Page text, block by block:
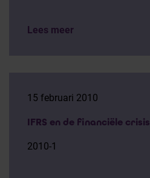
Lees meer
15 februari 2010
IFRS en de financiële crisis
2010-1